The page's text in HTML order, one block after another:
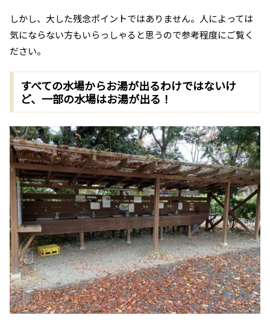
しかし、大した残念ポイントではありません。人によっては
気にならない方もいらっしゃると思うので参考程度にご覧く
ださい。
すべての水場からお湯が出るわけではないけ
ど、一部の水場はお湯が出る！